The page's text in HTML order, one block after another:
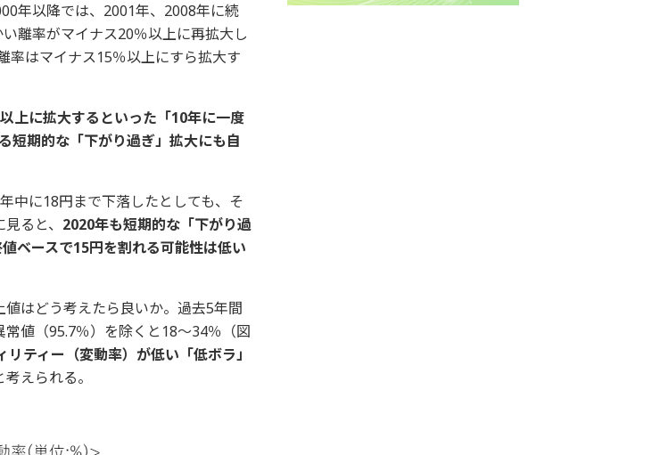
年以降では、2001年、2008年に続
離率がマイナス20％以上に再拡大し
率はマイナス15％以上にすら拡大す
上に拡大するといった「10年に一度
短期的な「下がり過ぎ」拡大にも自
中に18円まで下落したとしても、そ
ると、 2020年も短期的な「下がり過
ベースで15円を割れる可能性は低い
はどう考えたら良いか。過去5年間
値（95.7％）を除くと18～34％（図
ティー（変動率）が低い「低ボラ」
考えられる。